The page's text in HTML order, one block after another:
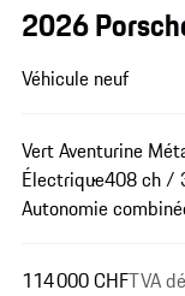
2026
Véhicule neuf
Vert Aventurine
Électrique408 ch /
Autonomie
114 000 CHFTVA